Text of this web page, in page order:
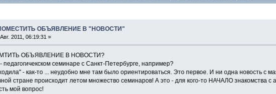
ОБЪЯВЛЕНИЕ В "НОВОСТИ"
2011, 06:19:31 »
ОБЪЯВЛЕНИЕ В НОВОСТИ?
педагогичекском семинаре с Санкт-Петербурге, например?
- как-то ... неудобно мне там было ориентироваться. Это первое. И ни одна новость с
стране происходит летом множество семинаров! А это - для кого-то НАЧАЛО знакомства с
мой вопрос!